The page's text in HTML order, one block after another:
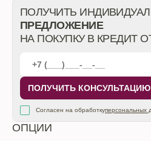
ПОЛУЧИТЬ
ПРЕДЛОЖЕНИЕ
НА ПОКУПКУ В КРЕДИТ
ПОЛУЧИТЬ КОНСУЛЬТАЦИЮ
Согласен на обработкуперсональных
ОПЦИИ